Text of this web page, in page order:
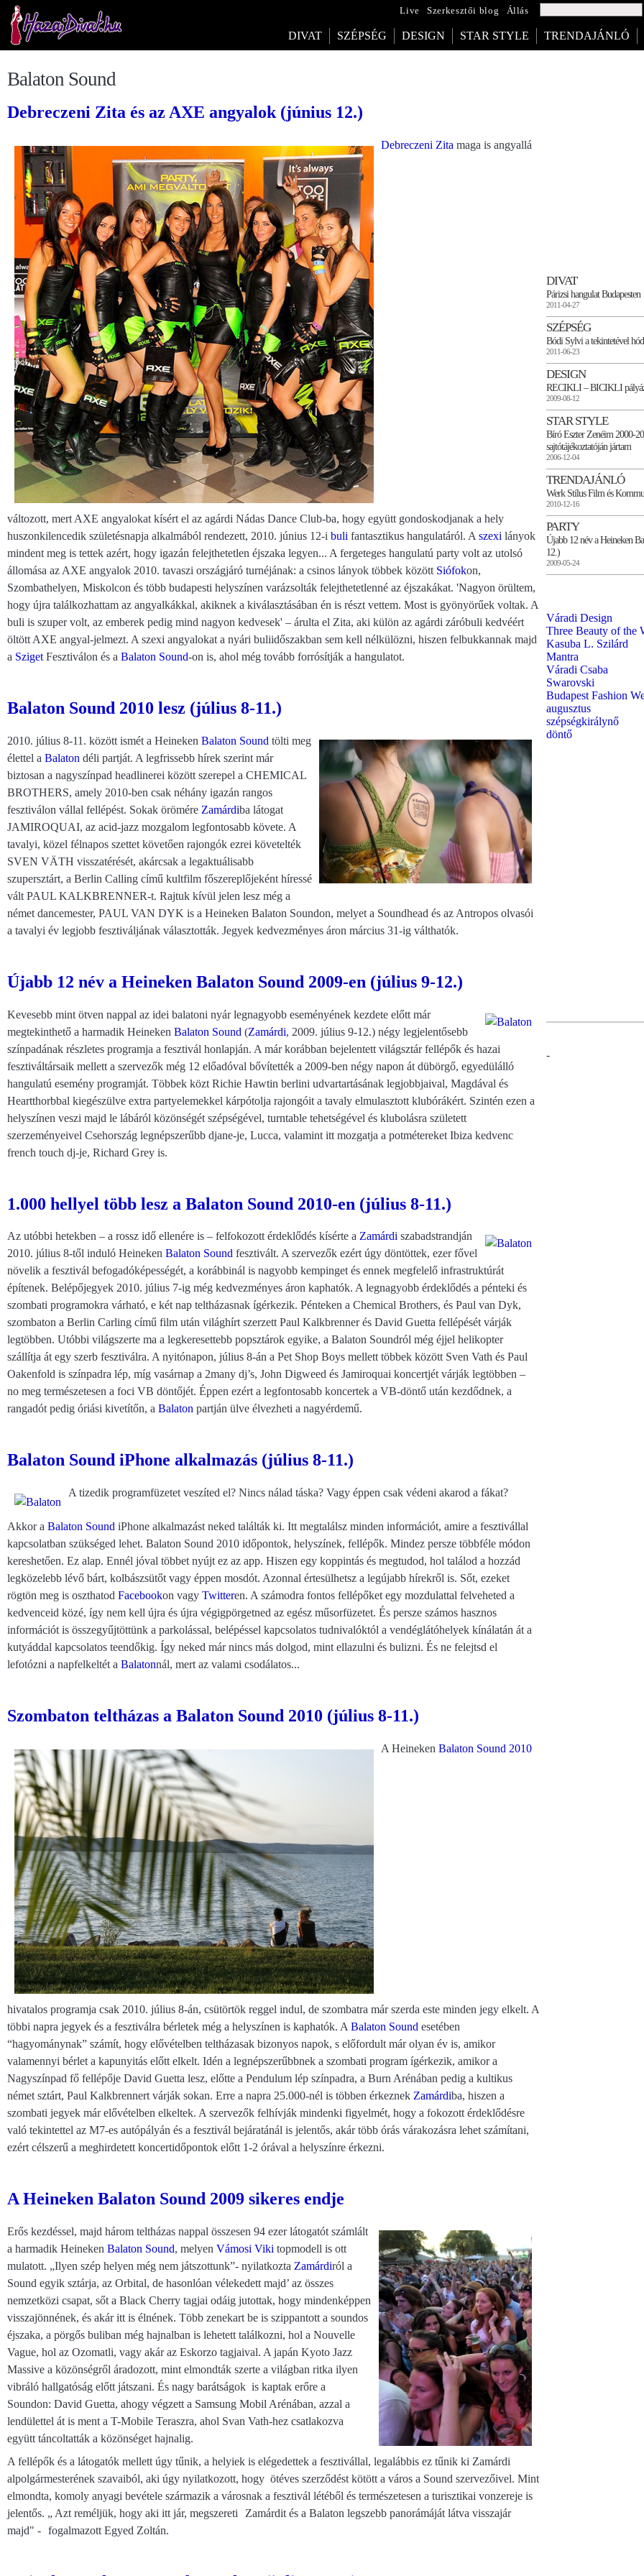
Live Szerkesztői blog Állás
DIVAT SZÉPSÉG DESIGN STAR STYLE TRENDAJÁNLÓ
Balaton Sound
Debreczeni Zita és az AXE angyalok (június 12.)
Debreczeni Zita maga is angyallá
változott, mert AXE angyalokat kísért el az agárdi Nádas Dance Club-ba, hogy együtt gondoskodjanak a hely
huszonkilencedik születésnapja alkalmából rendezett, 2010. június 12-i buli fantasztikus hangulatáról. A szexi lányok
mindent meg is tettek azért, hogy igazán felejthetetlen éjszaka legyen... A fergeteges hangulatú party volt az utolsó
állomása az AXE angyalok 2010. tavaszi országjáró turnéjának: a csinos lányok többek között Siófokon,
Szombathelyen, Miskolcon és több budapesti helyszínen varázsolták felejthetetlenné az éjszakákat. 'Nagyon örültem,
hogy újra találkozhattam az angyalkákkal, akiknek a kiválasztásában én is részt vettem. Most is gyönyörűek voltak. A
buli is szuper volt, az emberek pedig mind nagyon kedvesek' – árulta el Zita, aki külön az agárdi záróbuli kedvéért
öltött AXE angyal-jelmezt. A szexi angyalokat a nyári buliidőszakban sem kell nélkülözni, hiszen felbukkannak majd
a Sziget Fesztiválon és a Balaton Sound-on is, ahol még tovább forrósítják a hangulatot.
Balaton Sound 2010 lesz (július 8-11.)
2010. július 8-11. között ismét a Heineken Balaton Sound tölti meg
élettel a Balaton déli partját. A legfrissebb hírek szerint már
biztosan a nagyszínpad headlinerei között szerepel a CHEMICAL
BROTHERS, amely 2010-ben csak néhány igazán rangos
fesztiválon vállal fellépést. Sokak örömére Zamárdiba látogat
JAMIROQUAI, az acid-jazz mozgalom legfontosabb követe. A
tavalyi, közel félnapos szettet követően rajongók ezrei követelték
SVEN VÄTH visszatérését, akárcsak a legaktuálisabb
szupersztárt, a Berlin Calling című kultfilm főszereplőjeként híressé
vált PAUL KALKBRENNER-t. Rajtuk kívül jelen lesz még a
német dancemester, PAUL VAN DYK is a Heineken Balaton Soundon, melyet a Soundhead és az Antropos olvasói
a tavalyi év legjobb fesztiváljának választották. Jegyek kedvezményes áron március 31-ig válthatók.
Újabb 12 név a Heineken Balaton Sound 2009-en (július 9-12.)
Kevesebb mint ötven nappal az idei balatoni nyár legnagyobb eseményének kezdete előtt már
megtekinthető a harmadik Heineken Balaton Sound (Zamárdi, 2009. július 9-12.) négy legjelentősebb
színpadának részletes programja a fesztivál honlapján. A már korábban bejelentett világsztár fellépők és hazai
fesztiváltársaik mellett a szervezők még 12 előadóval bővítették a 2009-ben négy napon át dübörgő, egyedülálló
hangulatú esemény programját. Többek közt Richie Hawtin berlini udvartartásának legjobbjaival, Magdával és
Heartthorbbal kiegészülve extra partyelemekkel kárpótolja rajongóit a tavaly elmulasztott klubórákért. Szintén ezen a
helyszínen veszi majd le lábáról közönségét szépségével, turntable tehetségével és klubolásra született
szerzeményeivel Csehország legnépszerűbb djane-je, Lucca, valamint itt mozgatja a potmétereket Ibiza kedvenc
french touch dj-je, Richard Grey is.
1.000 hellyel több lesz a Balaton Sound 2010-en (július 8-11.)
Az utóbbi hetekben – a rossz idő ellenére is – felfokozott érdeklődés kísérte a Zamárdi szabadstrandján
2010. július 8-től induló Heineken Balaton Sound fesztivált. A szervezők ezért úgy döntöttek, ezer fővel
növelik a fesztivál befogadóképességét, a korábbinál is nagyobb kempinget és ennek megfelelő infrastruktúrát
építenek. Belépőjegyek 2010. július 7-ig még kedvezményes áron kaphatók. A legnagyobb érdeklődés a pénteki és
szombati programokra várható, e két nap teltházasnak ígérkezik. Pénteken a Chemical Brothers, és Paul van Dyk,
szombaton a Berlin Carling című film után világhírt szerzett Paul Kalkbrenner és David Guetta fellépését várják
legtöbben. Utóbbi világszerte ma a legkeresettebb popsztárok egyike, a Balaton Soundról még éjjel helikopter
szállítja át egy szerb fesztiválra. A nyitónapon, július 8-án a Pet Shop Boys mellett többek között Sven Vath és Paul
Oakenfold is színpadra lép, míg vasárnap a 2many dj’s, John Digweed és Jamiroquai koncertjét várják legtöbben –
no meg természetesen a foci VB döntőjét. Éppen ezért a legfontosabb koncertek a VB-döntő után kezdődnek, a
rangadót pedig óriási kivetítőn, a Balaton partján ülve élvezheti a nagyérdemű.
Balaton Sound iPhone alkalmazás (július 8-11.)
A tizedik programfüzetet veszíted el? Nincs nálad táska? Vagy éppen csak védeni akarod a fákat?
Akkor a Balaton Sound iPhone alkalmazást neked találták ki. Itt megtalálsz minden információt, amire a fesztivállal
kapcsolatban szükséged lehet. Balaton Sound 2010 időpontok, helyszínek, fellépők. Mindez persze többféle módon
kereshetően. Ez alap. Ennél jóval többet nyújt ez az app. Hiszen egy koppintás és megtudod, hol találod a hozzád
legközelebb lévő bárt, kolbászsütőt vagy éppen mosdót. Azonnal értesülhetsz a legújabb hírekről is. Sőt, ezeket
rögtön meg is oszthatod Facebookon vagy Twitteren. A számodra fontos fellépőket egy mozdulattal felveheted a
kedvenceid közé, így nem kell újra és újra végigpörgetned az egész műsorfüzetet. És persze számos hasznos
információt is összegyűjtöttünk a parkolással, belépéssel kapcsolatos tudnivalóktól a vendéglátóhelyek kínálatán át a
kutyáddal kapcsolatos teendőkig. Így neked már nincs más dolgod, mint ellazulni és bulizni. És ne felejtsd el
lefotózni a napfelkeltét a Balatonnál, mert az valami csodálatos...
Szombaton teltházas a Balaton Sound 2010 (július 8-11.)
A Heineken Balaton Sound 2010
hivatalos programja csak 2010. július 8-án, csütörtök reggel indul, de szombatra már szerda este minden jegy elkelt. A
többi napra jegyek és a fesztiválra bérletek még a helyszínen is kaphatók. A Balaton Sound esetében
“hagyománynak” számít, hogy elővételben teltházasak bizonyos napok, s előfordult már olyan év is, amikor
valamennyi bérlet a kapunyitás előtt elkelt. Idén a legnépszerűbbnek a szombati program ígérkezik, amikor a
Nagyszínpad fő fellépője David Guetta lesz, előtte a Pendulum lép színpadra, a Burn Arénában pedig a kultikus
német sztárt, Paul Kalkbrennert várják sokan. Erre a napra 25.000-nél is többen érkeznek Zamárdiba, hiszen a
szombati jegyek már elővételben elkeltek. A szervezők felhívják mindenki figyelmét, hogy a fokozott érdeklődésre
való tekintettel az M7-es autópályán és a fesztivál bejáratánál is jelentős, akár több órás várakozásra lehet számítani,
ezért célszerű a meghirdetett koncertidőpontok előtt 1-2 órával a helyszínre érkezni.
A Heineken Balaton Sound 2009 sikeres endje
Erős kezdéssel, majd három teltházas nappal összesen 94 ezer látogatót számlált
a harmadik Heineken Balaton Sound, melyen Vámosi Viki topmodell is ott
mulatott. „Ilyen szép helyen még nem játszottunk”- nyilatkozta Zamárdiról a
Sound egyik sztárja, az Orbital, de hasonlóan vélekedett majd’ az összes
nemzetközi csapat, sőt a Black Cherry tagjai odáig jutottak, hogy mindenképpen
visszajönnének, és akár itt is élnének. Több zenekart be is szippantott a soundos
éjszaka, a pörgős buliban még hajnalban is lehetett találkozni, hol a Nouvelle
Vague, hol az Ozomatli, vagy akár az Eskorzo tagjaival. A japán Kyoto Jazz
Massive a közönségről áradozott, mint elmondták szerte a világban ritka ilyen
vibráló hallgatóság előtt játszani. És nagy barátságok is kaptak erőre a
Soundon: David Guetta, ahogy végzett a Samsung Mobil Arénában, azzal a
lendülettel át is ment a T-Mobile Teraszra, ahol Svan Vath-hez csatlakozva
együtt táncoltatták a közönséget hajnalig.
A fellépők és a látogatók mellett úgy tűnik, a helyiek is elégedettek a fesztivállal, legalábbis ez tűnik ki Zamárdi
alpolgármesterének szavaiból, aki úgy nyilatkozott, hogy ötéves szerződést kötött a város a Sound szervezőivel. Mint
elmondta, komoly anyagi bevétele származik a városnak a fesztivál létéből és természetesen a turisztikai vonzereje is
jelentős. „ Azt reméljük, hogy aki itt jár, megszereti Zamárdit és a Balaton legszebb panorámáját látva visszajár
majd" - fogalmazott Egyed Zoltán.
DIVAT
Párizsi hangulat Budapesten
2011-04-27
SZÉPSÉG
Bódi Sylvi a tekintetével
2011-06-23
DESIGN
RECIKLI – BICIKLI
2009-08-12
STAR STYLE
Bíró Eszter Zenéim 2000-
sajtótájékoztatóján jártam
2006-12-04
TRENDAJÁNLÓ
Werk Stílus Film és
2010-12-16
PARTY
Újabb 12 név a Heineken
12.)
2009-05-24
Váradi Design
Three Beauty of the
Kasuba L. Szilárd
Mantra
Váradi Csaba
Swarovski
Budapest Fashion
augusztus
szépségkirálynő
döntő
-